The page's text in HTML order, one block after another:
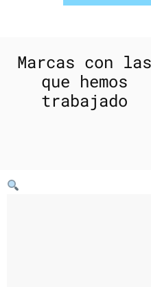
Marcas con las
que hemos
trabajado